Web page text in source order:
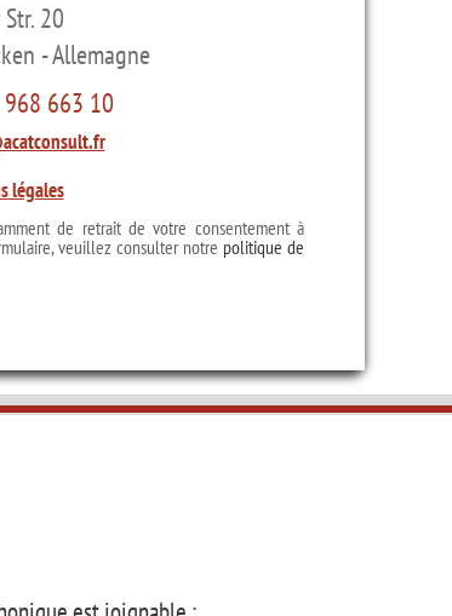
20
- Allemagne
663 10
légales
de retrait de votre consentement à
veuillez consulter notre politique de